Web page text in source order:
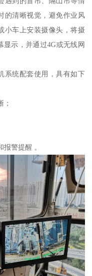
的清晰视觉，避免作业风
小车上安装摄像头，将摄
示，并通过4G或无线网
系统配套使用，具有如下
；
警提醒 。